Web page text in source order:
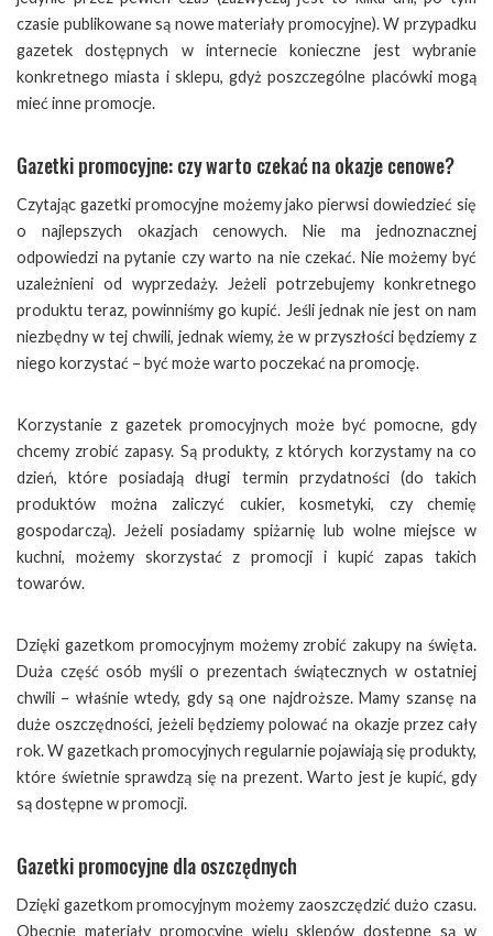
czasie publikowane są nowe materiały promocyjne). W przypadku
gazetek dostępnych w internecie konieczne jest wybranie
konkretnego miasta i sklepu, gdyż poszczególne placówki mogą
mieć inne promocje.
Gazetki promocyjne: czy warto czekać na okazje cenowe?
Czytając gazetki promocyjne możemy jako pierwsi dowiedzieć się
o najlepszych okazjach cenowych. Nie ma jednoznacznej
odpowiedzi na pytanie czy warto na nie czekać. Nie możemy być
uzależnieni od wyprzedaży. Jeżeli potrzebujemy konkretnego
produktu teraz, powinniśmy go kupić. Jeśli jednak nie jest on nam
niezbędny w tej chwili, jednak wiemy, że w przyszłości będziemy z
niego korzystać – być może warto poczekać na promocję.
Korzystanie z gazetek promocyjnych może być pomocne, gdy
chcemy zrobić zapasy. Są produkty, z których korzystamy na co
dzień, które posiadają długi termin przydatności (do takich
produktów można zaliczyć cukier, kosmetyki, czy chemię
gospodarczą). Jeżeli posiadamy spiżarnię lub wolne miejsce w
kuchni, możemy skorzystać z promocji i kupić zapas takich
towarów.
Dzięki gazetkom promocyjnym możemy zrobić zakupy na święta.
Duża część osób myśli o prezentach świątecznych w ostatniej
chwili – właśnie wtedy, gdy są one najdroższe. Mamy szansę na
duże oszczędności, jeżeli będziemy polować na okazje przez cały
rok. W gazetkach promocyjnych regularnie pojawiają się produkty,
które świetnie sprawdzą się na prezent. Warto jest je kupić, gdy
są dostępne w promocji.
Gazetki promocyjne dla oszczędnych
Dzięki gazetkom promocyjnym możemy zaoszczędzić dużo czasu.
Obecnie materiały promocyjne wielu sklepów dostępne są w